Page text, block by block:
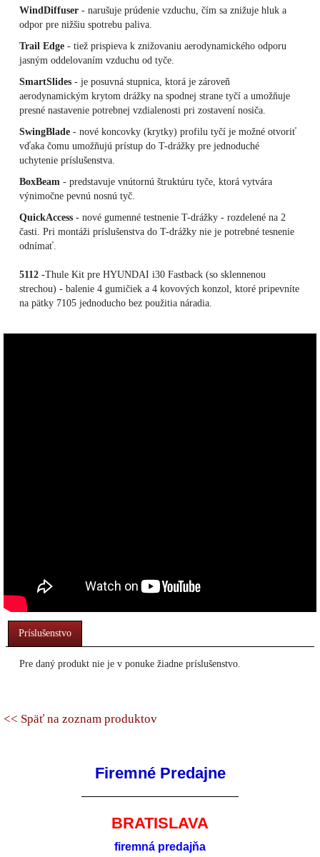
WindDiffuser- narušuje prúdenie vzduchu, čím sa znižuje hluk a
odpor pre nižšiu spotrebu paliva.
Trail Edge - tiež prispieva k znižovaniu aerodynamického odporu
jasným oddelovaním vzduchu od tyče.
SmartSlides - je posuvná stupnica, ktorá je zároveň
aerodynamickým krytom drážky na spodnej strane tyčí a umožňuje
presné nastavenie potrebnej vzdialenosti pri zostavení nosiča.
SwingBlade - nové koncovky (krytky) profilu tyčí je možné otvoriť
vďaka čomu umožňujú prístup do T-drážky pre jednoduché
uchytenie príslušenstva.
BoxBeam - predstavuje vnútornú štruktúru tyče, ktorá vytvára
výnimočne pevnú nosnú tyč.
QuickAccess -nové gumenné testnenie T-drážky - rozdelené na 2
časti. Pri montáži príslušenstva do T-drážky nie je potrebné tesnenie
odnímať.
5112 -Thule Kit pre HYUNDAI i30 Fastback (so sklennenou
strechou) - balenie 4 gumičiek a 4 kovových konzol, ktoré pripevníte
na pätky 7105 jednoducho bez použitia náradia.
Príslušenstvo
Pre daný produkt nie je v ponuke žiadne príslušenstvo.
<< Späť na zoznam produktov
Firemné Predajne
BRATISLAVA
firemná predajňa